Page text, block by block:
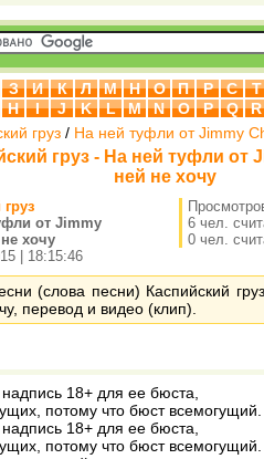
З И К Л М Н О П Р С Т
H I J K L M N O P Q R
груз / На ней туфли от Jimmy
груз - На ней туфли от
ней не хочу
от Jimmy
хочу
| 18:15:46
6 чел.
0 чел.
(слова песни) Каспийский
перевод и видео (клип).
18+ для ее бюста,
потому что бюст всемогущий.
18+ для ее бюста,
потому что бюст всемогущий.